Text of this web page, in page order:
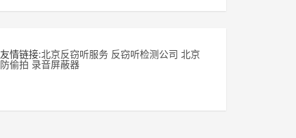
友情链接:北京反窃听服务 反窃听检测公司 北京
防偷拍 录音屏蔽器